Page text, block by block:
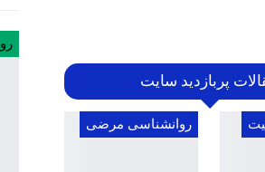
پربازدید سایت
روانشناسی مرضی